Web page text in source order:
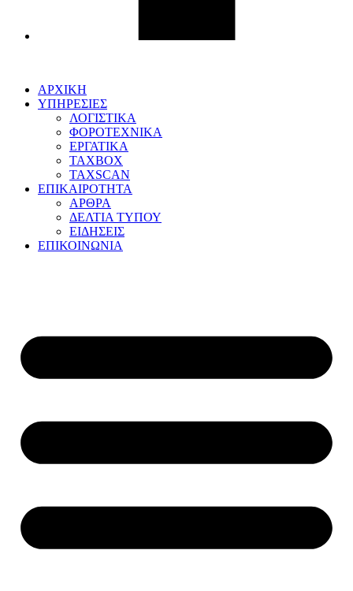
ΑΡΧΙΚΗ
ΥΠΗΡΕΣΙΕΣ
ΛΟΓΙΣΤΙΚΑ
ΦΟΡΟΤΕΧΝΙΚΑ
ΕΡΓΑΤΙΚΑ
TAXBOX
TAXSCAN
ΕΠΙΚΑΙΡΟΤΗΤΑ
ΑΡΘΡΑ
ΔΕΛΤΙΑ ΤΥΠΟΥ
ΕΙΔΗΣΕΙΣ
ΕΠΙΚΟΙΝΩΝΙΑ